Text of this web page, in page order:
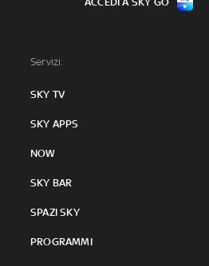
Servizi:
SKY TV
SKY APPS
NOW
SKY BAR
SPAZI SKY
PROGRAMMI